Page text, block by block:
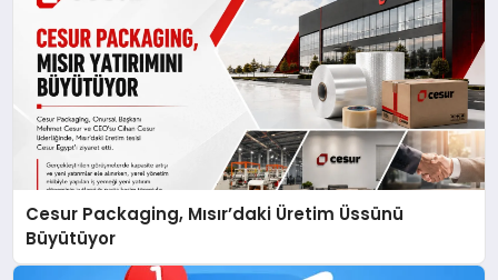
Cesur Packaging, Mısır’daki Üretim Üssünü
Büyütüyor